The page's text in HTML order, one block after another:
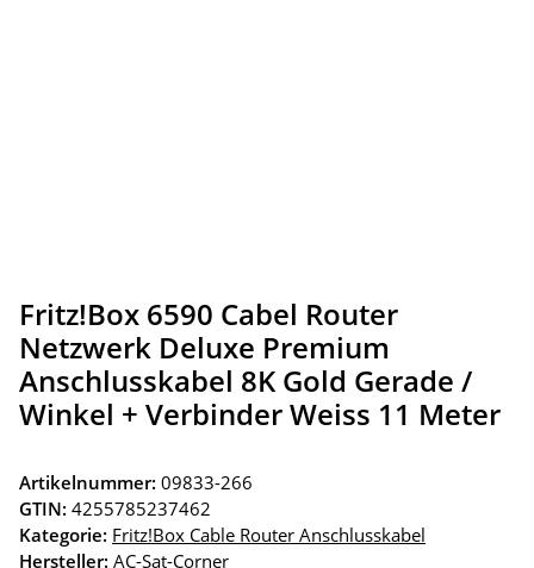
Fritz!Box 6590 Cabel Router
Netzwerk Deluxe Premium
Anschlusskabel 8K Gold Gerade /
Winkel + Verbinder Weiss 11 Meter
Artikelnummer: 09833-266
GTIN: 4255785237462
Kategorie: Fritz!Box Cable Router Anschlusskabel
Hersteller: AC-Sat-Corner